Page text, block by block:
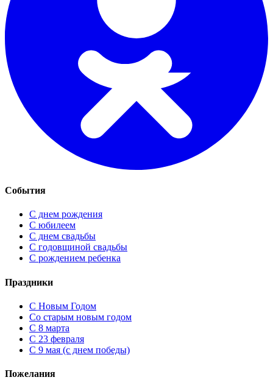
События
С днем рождения
С юбилеем
С днем свадьбы
С годовщиной свадьбы
С рождением ребенка
Праздники
C Новым Годом
Cо старым новым годом
С 8 марта
С 23 февраля
С 9 мая (с днем победы)
Пожелания